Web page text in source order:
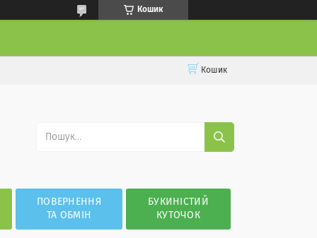
Кошик
Кошик
ПОВЕРНЕННЯ
ТА ОБМІН
БУКИНІСТИЙ
КУТОЧОК